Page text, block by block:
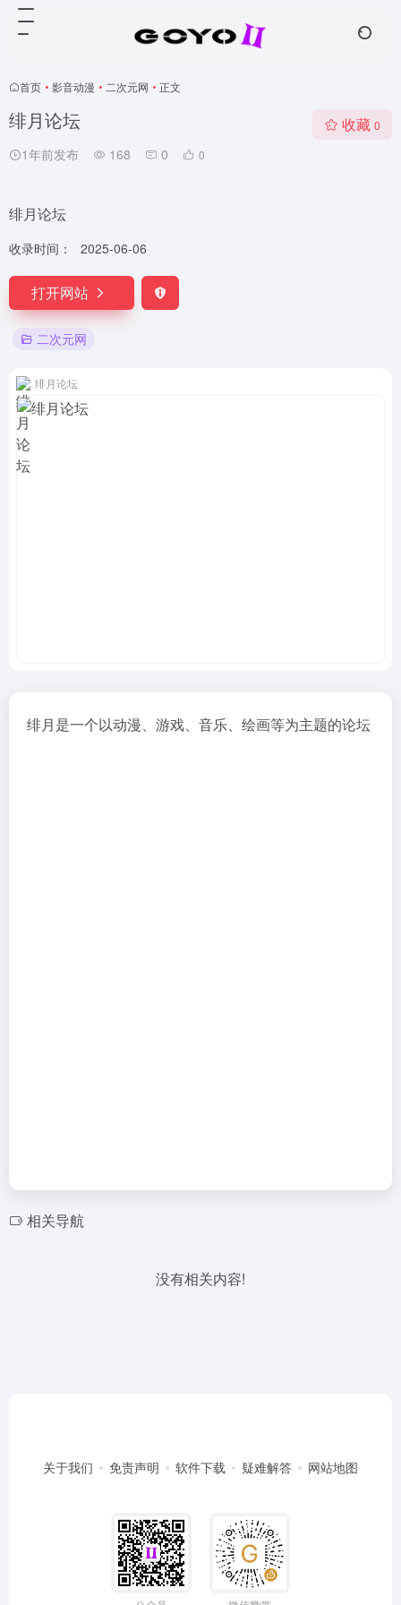
首页 • 影音动漫 • 二次元网 • 正文
绯月论坛
1年前发布 168 0 0
收藏 0
绯月论坛
收录时间： 2025-06-06
打开网站
二次元网
绯月论坛
绯月是一个以动漫、游戏、音乐、绘画等为主题的论坛
相关导航
没有相关内容!
关于我们 免责声明 软件下载 疑难解答 网站地图